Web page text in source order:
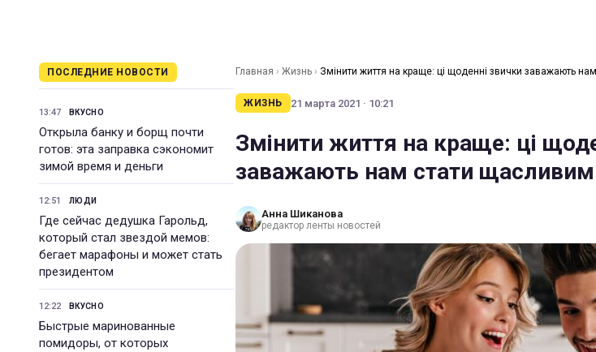
ПОСЛЕДНИЕ НОВОСТИ
13:47 ВКУСНО
Открыла банку и борщ почти
готов: эта заправка сэкономит
зимой время и деньги
12:51 ЛЮДИ
Где сейчас дедушка Гарольд,
который стал звездой мемов:
бегает марафоны и может стать
президентом
12:22 ВКУСНО
Быстрые маринованные
помидоры, от которых
Главная › Жизнь › Змінити життя на краще: ці щоденні звички заважають
ЖИЗНЬ 21 марта 2021 · 10:21
Змінити життя на краще: ці
заважають нам стати
Анна Шиканова
редактор ленты новостей